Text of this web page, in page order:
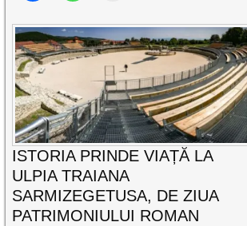
ISTORIA PRINDE VIAȚĂ LA
ULPIA TRAIANA
SARMIZEGETUSA, DE ZIUA
PATRIMONIULUI ROMAN